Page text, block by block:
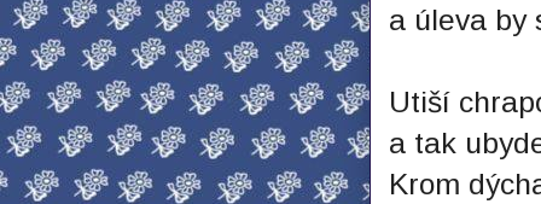
a úleva by
Utiší
a tak
Krom